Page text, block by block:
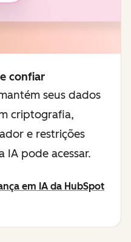
confiar
seus dados
criptografia,
e restrições
IA pode acessar.
em IA da HubSpot